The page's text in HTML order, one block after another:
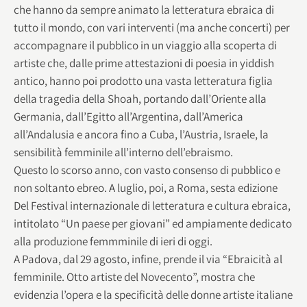
che hanno da sempre animato la letteratura ebraica di
tutto il mondo, con vari interventi (ma anche concerti) per
accompagnare il pubblico in un viaggio alla scoperta di
artiste che, dalle prime attestazioni di poesia in yiddish
antico, hanno poi prodotto una vasta letteratura figlia
della tragedia della Shoah, portando dall’Oriente alla
Germania, dall’Egitto all’Argentina, dall’America
all’Andalusia e ancora fino a Cuba, l’Austria, Israele, la
sensibilità femminile all’interno dell’ebraismo.
Questo lo scorso anno, con vasto consenso di pubblico e
non soltanto ebreo. A luglio, poi, a Roma, sesta edizione
Del Festival internazionale di letteratura e cultura ebraica,
intitolato “Un paese per giovani” ed ampiamente dedicato
alla produzione femmminile di ieri di oggi.
A Padova, dal 29 agosto, infine, prende il via “Ebraicità al
femminile. Otto artiste del Novecento”, mostra che
evidenzia l’opera e la specificità delle donne artiste italiane